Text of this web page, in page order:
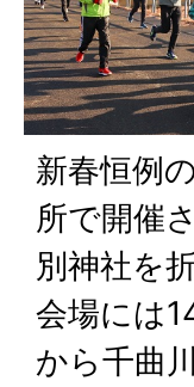
新春恒例
所で開催
別神社を
会場には
から千曲